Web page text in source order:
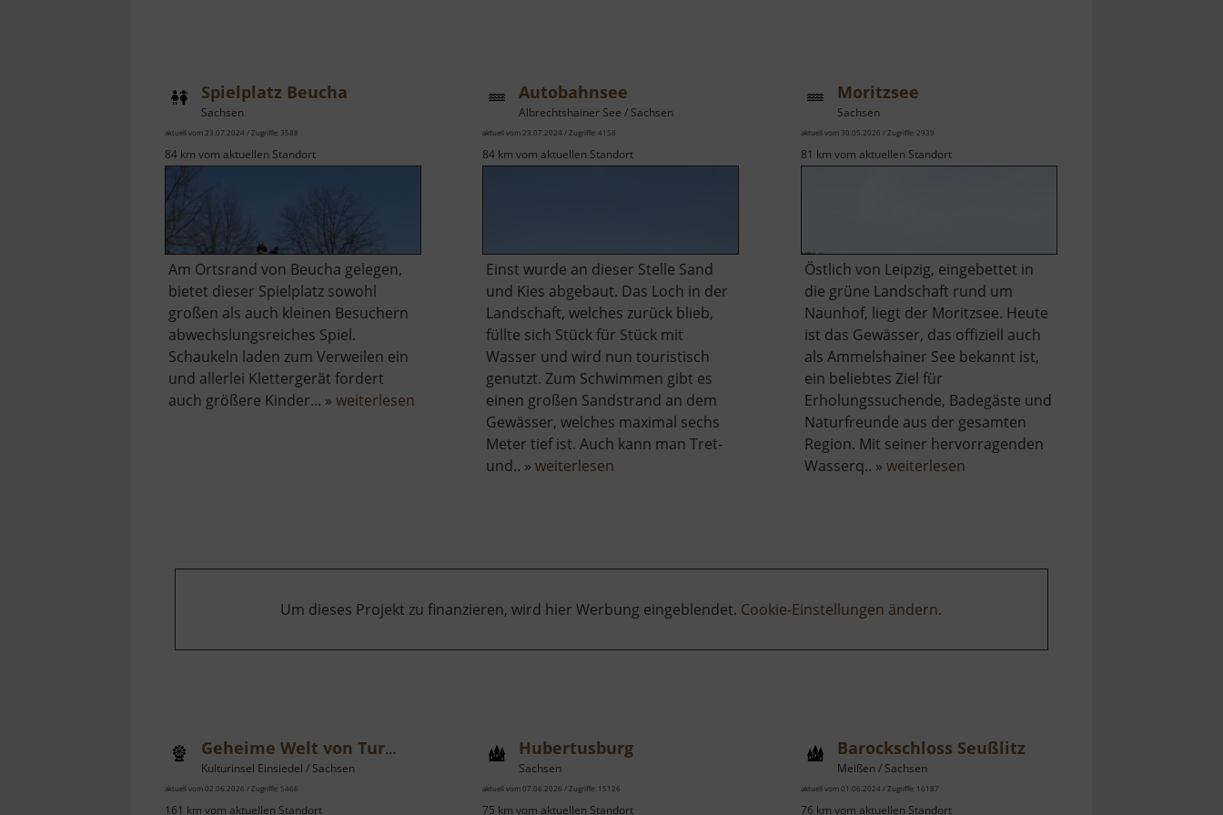
Spielplatz Beucha
Sachsen
aktuell vom 23.07.2024 / Zugriffe: 3588
84 km vom aktuellen Standort
Am Ortsrand von Beucha gelegen,
bietet dieser Spielplatz sowohl
großen als auch kleinen Besuchern
abwechslungsreiches Spiel.
Schaukeln laden zum Verweilen ein
und allerlei Klettergerät fordert
auch größere Kinder... » weiterlesen
Autobahnsee
Albrechtshainer See / Sachsen
aktuell vom 23.07.2024 / Zugriffe: 4158
84 km vom aktuellen Standort
Einst wurde an dieser Stelle Sand
und Kies abgebaut. Das Loch in der
Landschaft, welches zurück blieb,
füllte sich Stück für Stück mit
Wasser und wird nun touristisch
genutzt. Zum Schwimmen gibt es
einen großen Sandstrand an dem
Gewässer, welches maximal sechs
Meter tief ist. Auch kann man Tret-
und.. »weiterlesen
Moritzsee
Sachsen
aktuell vom 30.05.2026 / Zugriffe: 2939
81 km vom aktuellen Standort
Östlich von Leipzig, eingebettet in
die grüne Landschaft rund um
Naunhof, liegt der Moritzsee. Heute
ist das Gewässer, das offiziell auch
als Ammelshainer See bekannt ist,
ein beliebtes Ziel für
Erholungssuchende, Badegäste und
Naturfreunde aus der gesamten
Region. Mit seiner hervorragenden
Wasserq.. » weiterlesenüber
Um dieses Projekt zu finanzieren, wird hier Werbung eingeblendet. Cookie-Einstellungen ändern.
Geheime Welt von Turisede
Kulturinsel Einsiedel / Sachsen
aktuell vom 02.06.2026 / Zugriffe: 5466
161 km vom aktuellen Standort
Hubertusburg
Sachsen
aktuell vom 07.06.2026 / Zugriffe: 15126
75 km vom aktuellen Standort
Barockschloss Seußlitz
Meißen / Sachsen
aktuell vom 01.06.2024 / Zugriffe: 16187
76 km vom aktuellen Standort